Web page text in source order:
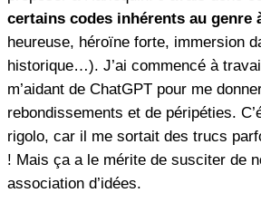
certains codes inhérents au genre
heureuse, héroïne forte, immersion
historique…). J’ai commencé à
m’aidant de ChatGPT pour me
rebondissements et de péripéties.
rigolo, car il me sortait des trucs
! Mais ça a le mérite de susciter de
association d’idées.